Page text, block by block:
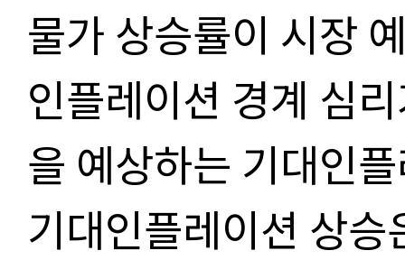
물가 상승률이 시장
인플레이션 경계 심
을 예상하는 기대인
기대인플레이션 상